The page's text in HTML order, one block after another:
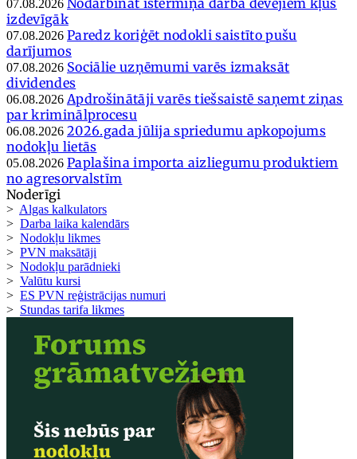
07.08.2026 Nodarbināt īstermiņā darba devējiem kļūs
izdevīgāk
07.08.2026 Paredz koriģēt nodokli saistīto pušu
darījumos
07.08.2026 Sociālie uzņēmumi varēs izmaksāt
dividendes
06.08.2026 Apdrošinātāji varēs tiešsaistē saņemt ziņas
par kriminālprocesu
06.08.2026 2026.gada jūlija spriedumu apkopojums
nodokļu lietās
05.08.2026 Paplašina importa aizliegumu produktiem
no agresorvalstīm
Noderīgi
> Algas kalkulators
> Darba laika kalendārs
> Nodokļu likmes
> PVN maksātāji
> Nodokļu parādnieki
> Valūtu kursi
> ES PVN reģistrācijas numuri
> Stundas tarifa likmes